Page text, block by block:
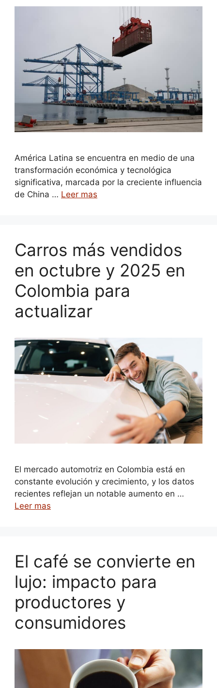
América Latina se encuentra en medio de una
transformación económica y tecnológica
significativa, marcada por la creciente influencia
de China … Leer mas
Carros más vendidos
en octubre y 2025 en
Colombia para
actualizar
El mercado automotriz en Colombia está en
constante evolución y crecimiento, y los datos
recientes reflejan un notable aumento en …
Leer mas
El café se convierte en
lujo: impacto para
productores y
consumidores